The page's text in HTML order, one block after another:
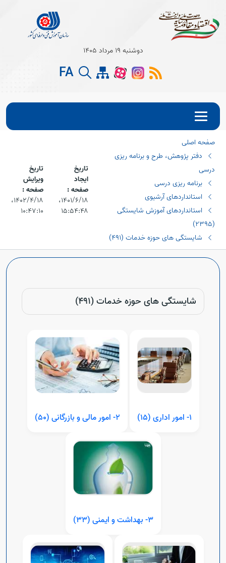
Open
دوشنبه 19 مرداد 1405
FA
صفحه اصلی
دفتر پژوهش، طرح و برنامه ریزی
درسی
برنامه ریزی درسی
استانداردهای آرشیوی
استانداردهای آموزش شایستگی
(٢٣٩٥)
شایستگی های حوزه خدمات (٤٩١)
تاریخ
ایجاد
صفحه :
۱۴۰۱/۶/۱۸،‏
۱۵:۵۴:۴۸
تاریخ
ویرایش
صفحه :
۱۴۰۲/۴/۱۸،‏
۱۰:۴۷:۱۰
شایستگی های حوزه خدمات (٤٩١)
١- امور اداری (١٥) ٢- امور مالی و بازرگانی (٥٠)
٣- بهداشت و ایمنی (٣٣)